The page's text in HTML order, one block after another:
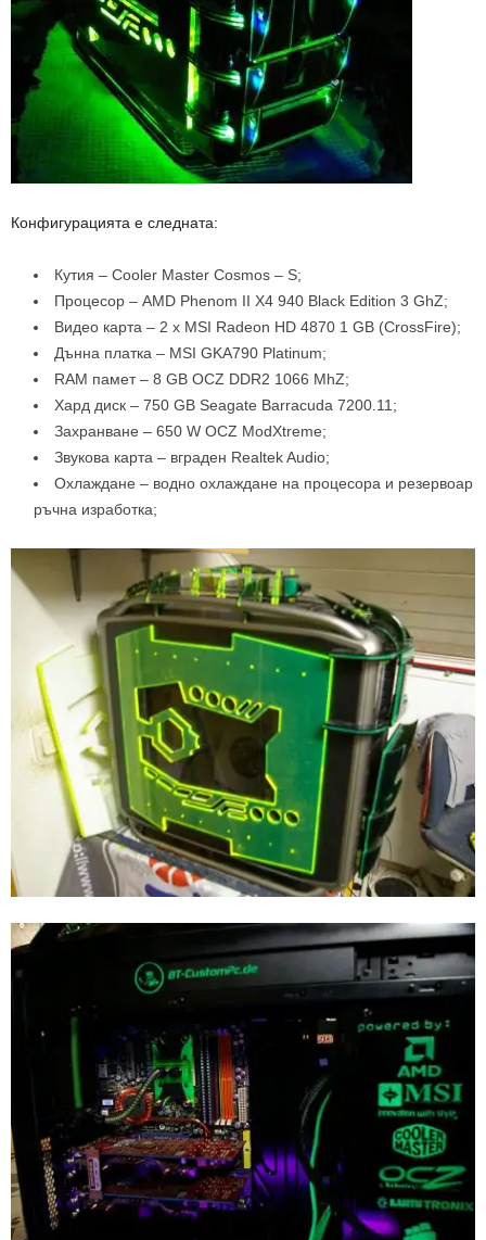
Конфигурацията е следната:
Кутия – Cooler Master Cosmos – S;
Процесор – AMD Phenom II X4 940 Black Edition 3 GhZ;
Видео карта – 2 x MSI Radeon HD 4870 1 GB (CrossFire);
Дънна платка – MSI GKA790 Platinum;
RAM памет – 8 GB OCZ DDR2 1066 MhZ;
Хард диск – 750 GB Seagate Barracuda 7200.11;
Захранване – 650 W OCZ ModXtreme;
Звукова карта – вграден Realtek Audio;
Охлаждане – водно охлаждане на процесора и резервоар
ръчна изработка;